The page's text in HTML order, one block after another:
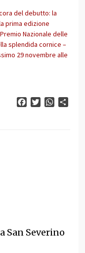
del debutto: la
prima edizione
Nazionale delle
splendida cornice –
29 novembre alle
FacebookTwitter
San Severino